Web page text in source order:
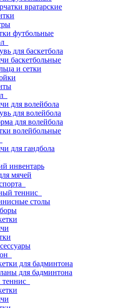
вратарские
футбольные
для баскетбола
баскетбольные
и сетки
для волейбола
для волейбола
для волейбола
волейбольные
для гандбола
инвентарь
мячей
теннис
столы
для бадминтона
для бадминтона